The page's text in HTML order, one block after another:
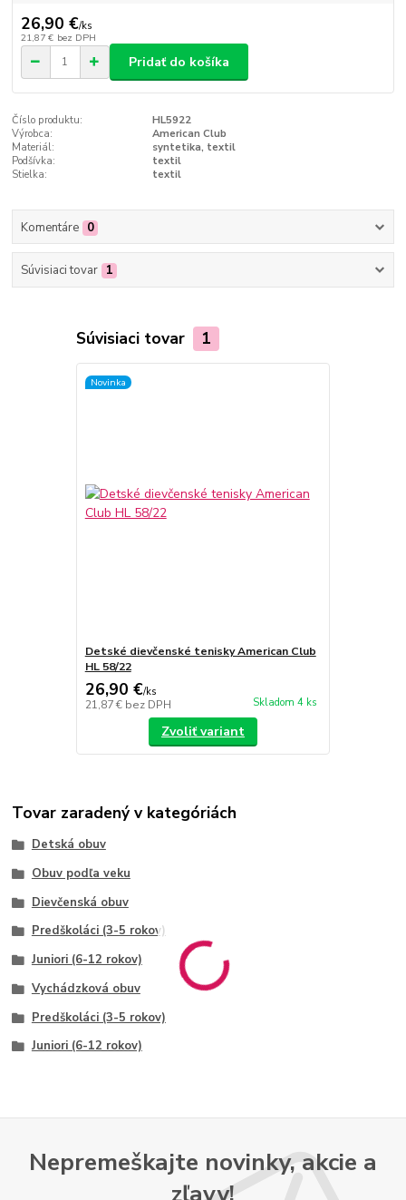
26,90 €/ks
21,87 € bez DPH
Pridať do košíka
Číslo produktu:
HL5922
Výrobca:
American Club
Materiál:
syntetika, textil
Podšívka:
textil
Stielka:
textil
Komentáre 0
Súvisiaci tovar 1
Súvisiaci tovar 1
Novinka
Detské dievčenské tenisky American Club
HL 58/22
26,90 €/ks
21,87 € bez DPH Skladom 4 ks
Zvoliť variant
Tovar zaradený v kategóriách
Detská obuv
Obuv podľa veku
Dievčenská obuv
Predškoláci (3-5 rokov)
Juniori (6-12 rokov)
Vychádzková obuv
Predškoláci (3-5 rokov)
Juniori (6-12 rokov)
Nepremeškajte novinky, akcie a
zľavy!